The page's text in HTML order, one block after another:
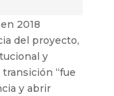
2018
del proyecto,
y
“fue
y abrir